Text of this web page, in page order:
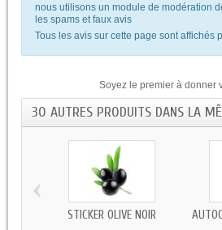
nous utilisons un module de modération
les spams et faux avis
Tous les avis sur cette page sont affichés
Soyez le premier à donner
30 AUTRES PRODUITS DANS LA
STICKER OLIVE NOIR
‹